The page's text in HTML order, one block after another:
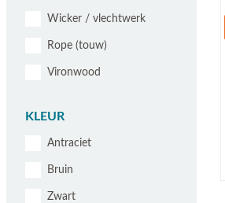
Wicker / vlechtwerk
Rope (touw)
Vironwood
KLEUR
Antraciet
Bruin
Zwart